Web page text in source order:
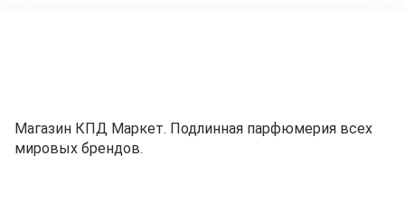
Магазин КПД Маркет. Подлинная парфюмерия всех
мировых брендов.